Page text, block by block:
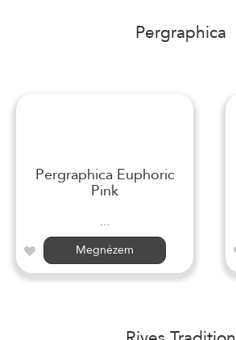
Pergraphica
Pergraphica Euphoric
Pink
...
Megnézem